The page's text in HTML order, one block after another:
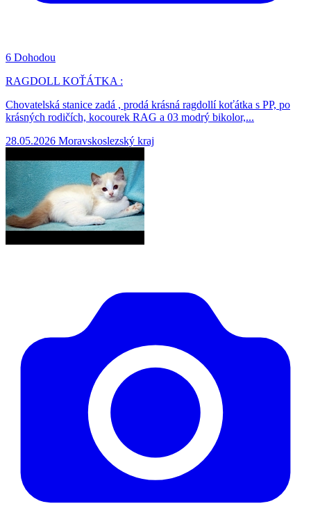
6 Dohodou
RAGDOLL KOŤÁTKA :
Chovatelská stanice zadá , prodá krásná ragdollí koťátka s PP, po
krásných rodičích, kocourek RAG a 03 modrý bikolor,...
28.05.2026 Moravskoslezský kraj